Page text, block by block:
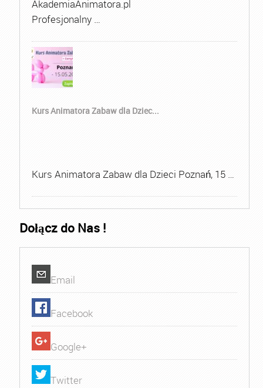
AkademiaAnimatora.pl
Profesjonalny …
Kurs Animatora Zabaw dla Dziec...
Kurs Animatora Zabaw dla Dzieci Poznań, 15 …
Dołącz do Nas !
Email
Facebook
Google+
Twitter